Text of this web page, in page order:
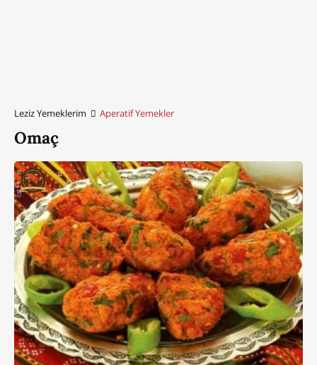
Leziz Yemeklerim Aperatif Yemekler
Omaç